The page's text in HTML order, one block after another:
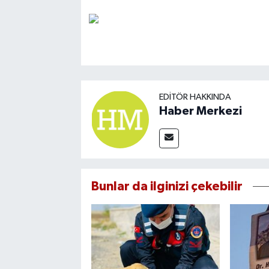
EDITÖR HAKKINDA
Haber Merkezi
Bunlar da ilginizi çekebilir